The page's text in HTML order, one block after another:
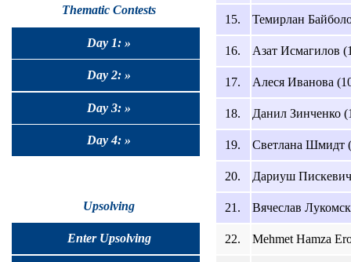
Thematic Contests
Day 1: »
Day 2: »
Day 3: »
Day 4: »
Upsolving
Enter Upsolving
15. Темирлан
16. Азат Исмагилов
17. Алеся Иванова
18. Данил Зинченко
19. Светлана Шмидт
20. Дариуш
21. Вячеслав
22. Mehmet Hamza